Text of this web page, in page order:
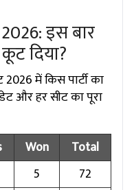
इस बार
दिया?
में किस पार्टी का
और हर सीट का पूरा
Won
Total
5
72